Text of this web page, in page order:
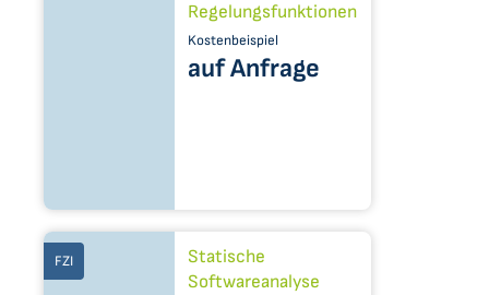
Regelungsfunktionen
Kostenbeispiel
auf Anfrage
FZI
Statische
Softwareanalyse